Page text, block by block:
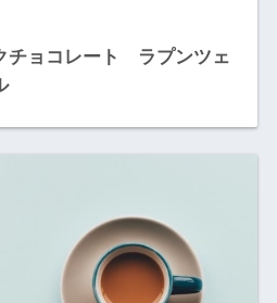
チョコレート ラプンツェ